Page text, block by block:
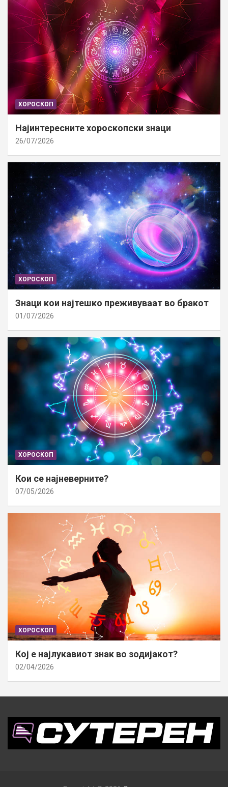
ХОРОСКОП
Најинтересните хороскопски знаци
26/07/2026
ХОРОСКОП
Знаци кои најтешко преживуваат во бракот
01/07/2026
ХОРОСКОП
Кои се најневерните?
07/05/2026
ХОРОСКОП
Кој е најлукавиот знак во зодијакот?
02/04/2026